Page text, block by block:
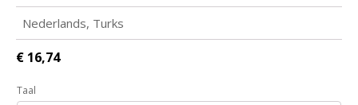
Nederlands, Turks
€ 16,74
Taal